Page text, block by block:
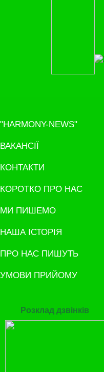
"HARMONY-NEWS"
ВАКАНСІЇ
КОНТАКТИ
КОРОТКО ПРО НАС
МИ ПИШЕМО
НАША ІСТОРІЯ
ПРО НАС ПИШУТЬ
УМОВИ ПРИЙОМУ
Розклад дзвінків